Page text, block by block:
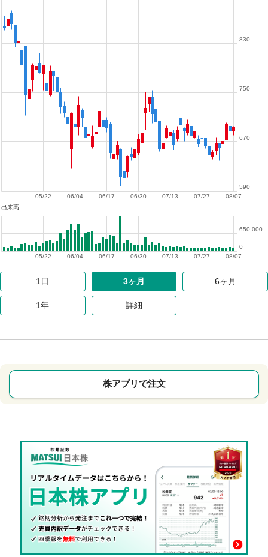
08/07
07/27
07/13
06/30
06/17
06/04
05/22
590
670
750
830
出来高
08/07
07/27
07/13
06/30
06/17
06/04
05/22
0
650,000
1日 3ヶ月 6ヶ月
1年 詳細
株アプリで注文